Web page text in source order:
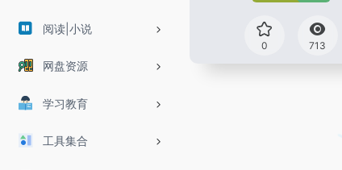
阅读|小说
网盘资源
学习教育
工具集合
0 713